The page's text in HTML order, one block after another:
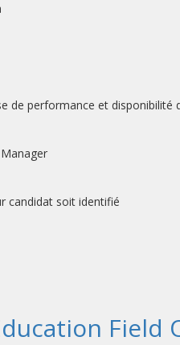
de performance et disponibilité
candidat soit identifié
Field